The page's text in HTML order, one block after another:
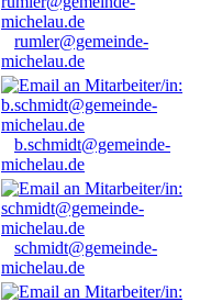
rumler@gemeinde-
michelau.de
b.schmidt@gemeinde-
michelau.de
schmidt@gemeinde-
michelau.de